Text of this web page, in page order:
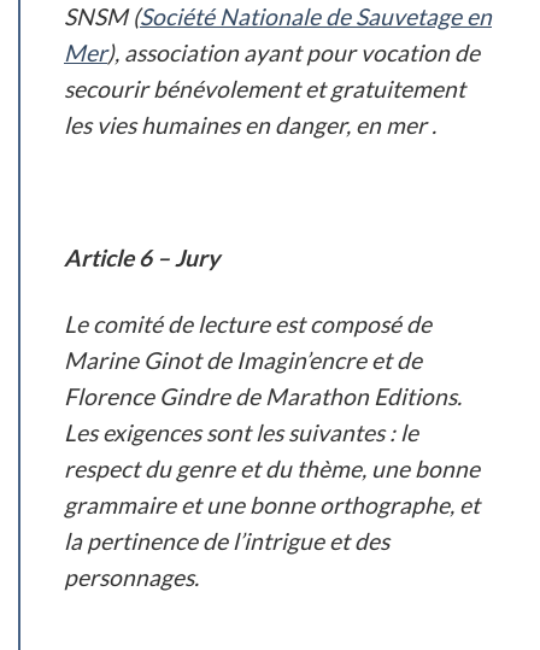
SNSM (Société Nationale de Sauvetage en
Mer), association ayant pour vocation de
secourir bénévolement et gratuitement
les vies humaines en danger, en mer .
Article 6 – Jury
Le comité de lecture est composé de
Marine Ginot de Imagin’encre et de
Florence Gindre de Marathon Editions.
Les exigences sont les suivantes : le
respect du genre et du thème, une bonne
grammaire et une bonne orthographe, et
la pertinence de l’intrigue et des
personnages.